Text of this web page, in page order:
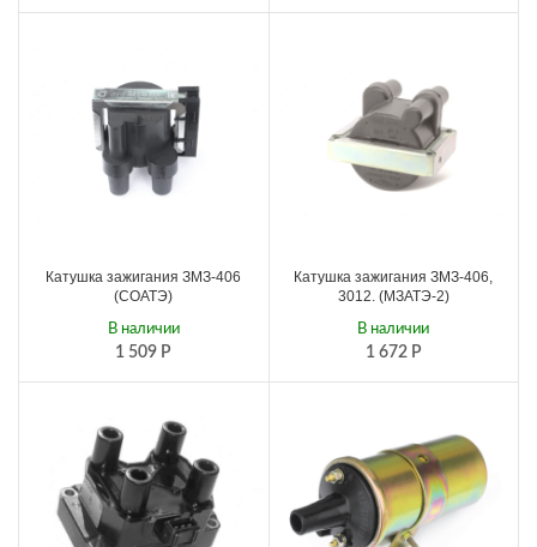
Катушка зажигания ЗМЗ-406
(СОАТЭ)
1 509 Р
В наличии
Катушка зажигания ЗМЗ-406,
3012. (МЗАТЭ-2)
1 672 Р
В наличии